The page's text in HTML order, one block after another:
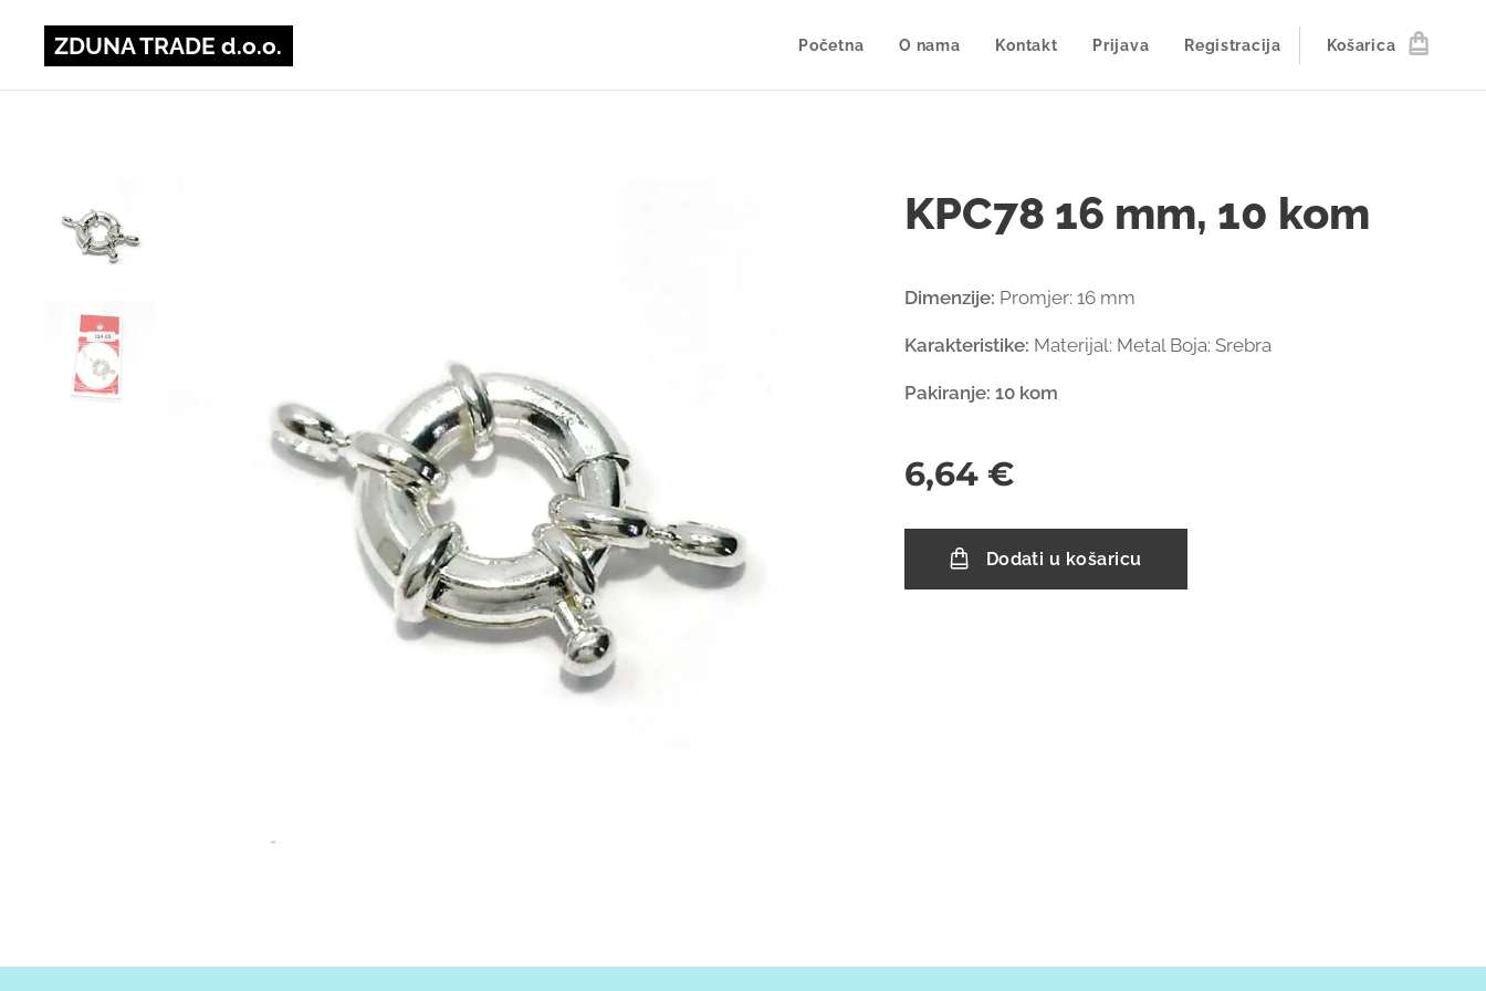
ZDUNA TRADE d.o.o. Početna O nama Kontakt Prijava Registracija Košarica
KPC78 16 mm, 10 kom
Dimenzije: Promjer: 16 mm
Karakteristike: Materijal: Metal Boja: Srebra
Pakiranje: 10 kom
6,64 €
Dodati u košaricu